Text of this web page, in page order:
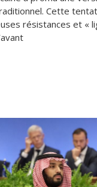
Cette
résistances et «